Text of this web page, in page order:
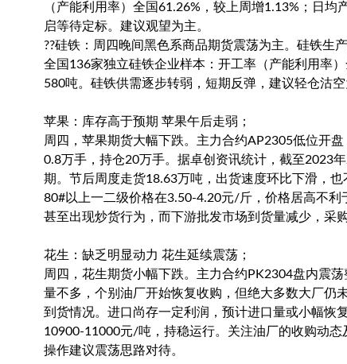
（产能利用率）全国61.26%，较上周增1.13%；日
启等待定标。建议观望为主。
??硅铁：周四晚间黑色系商品期货震荡为主。硅铁生
全国136家独立硅铁企业样本：开工率（产能利用率
580吨。硅铁供需逐步转弱，短期反弹，建议轻仓沽空
苹果：库存高于预期 苹果午后走弱；
周四，苹果期货大幅下跌。主力合约AP2305低位开
0.8万手，持仓20万手。据卓创资讯统计，截至2023
期。节后周度走货18.63万吨，出货速度环比下滑，
80#以上一二级价格在3.50-4.20元/斤，价格居高不
甚至出现炒货行为，而下游批发市场到货量减少，采
花生：缺乏明显动力 花生延续震荡；
周四，花生期货小幅下跌。主力合约PK2304盘内震
量不多，个别油厂开始恢复收购，但绝大多数大厂仍
到货情况。进口尚存一定利润，预计进口量或小幅恢
10900-11000元/吨，持稳运行。关注油厂的收购动
操作建议震荡思路对待。